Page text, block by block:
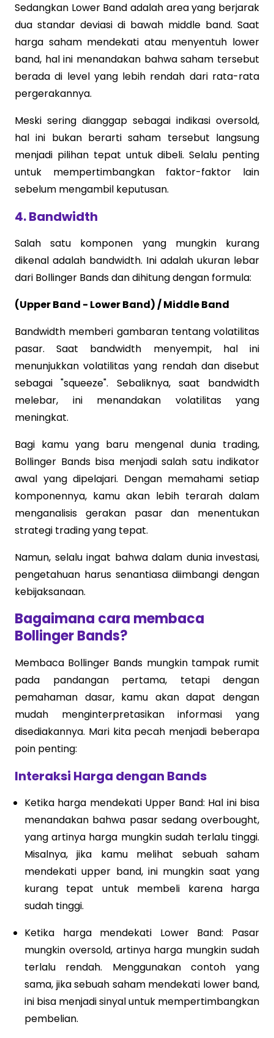
Sedangkan Lower Band adalah area yang berjarak
dua standar deviasi di bawah middle band. Saat
harga saham mendekati atau menyentuh lower
band, hal ini menandakan bahwa saham tersebut
berada di level yang lebih rendah dari rata-rata
pergerakannya.
Meski sering dianggap sebagai indikasi oversold,
hal ini bukan berarti saham tersebut langsung
menjadi pilihan tepat untuk dibeli. Selalu penting
untuk mempertimbangkan faktor-faktor lain
sebelum mengambil keputusan.
4. Bandwidth
Salah satu komponen yang mungkin kurang
dikenal adalah bandwidth. Ini adalah ukuran lebar
dari Bollinger Bands dan dihitung dengan formula:
(Upper Band - Lower Band) / Middle Band
Bandwidth memberi gambaran tentang volatilitas
pasar. Saat bandwidth menyempit, hal ini
menunjukkan volatilitas yang rendah dan disebut
sebagai "squeeze". Sebaliknya, saat bandwidth
melebar, ini menandakan volatilitas yang
meningkat.
Bagi kamu yang baru mengenal dunia trading,
Bollinger Bands bisa menjadi salah satu indikator
awal yang dipelajari. Dengan memahami setiap
komponennya, kamu akan lebih terarah dalam
menganalisis gerakan pasar dan menentukan
strategi trading yang tepat.
Namun, selalu ingat bahwa dalam dunia investasi,
pengetahuan harus senantiasa diimbangi dengan
kebijaksanaan.
Bagaimana cara membaca
Bollinger Bands?
Membaca Bollinger Bands mungkin tampak rumit
pada pandangan pertama, tetapi dengan
pemahaman dasar, kamu akan dapat dengan
mudah menginterpretasikan informasi yang
disediakannya. Mari kita pecah menjadi beberapa
poin penting:
Interaksi Harga dengan Bands
Ketika harga mendekati Upper Band: Hal ini bisa
menandakan bahwa pasar sedang overbought,
yang artinya harga mungkin sudah terlalu tinggi.
Misalnya, jika kamu melihat sebuah saham
mendekati upper band, ini mungkin saat yang
kurang tepat untuk membeli karena harga
sudah tinggi.
Ketika harga mendekati Lower Band: Pasar
mungkin oversold, artinya harga mungkin sudah
terlalu rendah. Menggunakan contoh yang
sama, jika sebuah saham mendekati lower band,
ini bisa menjadi sinyal untuk mempertimbangkan
pembelian.